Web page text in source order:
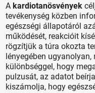
Akardiotanösvények
tevékenység közben
egészségi állapotáról
működését, reakcióit
rögzítjük a túra okozta
lényegében
különbséggel, hogy
pulzusát, az adatot
kiszámolja, hogy